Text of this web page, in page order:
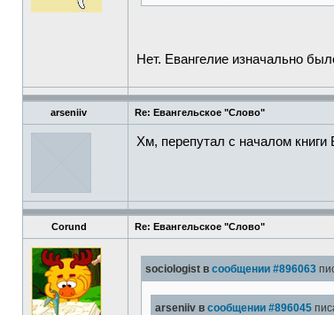
Нет. Евангелие изначально
arseniiv Re: Евангельское "Слово"
Хм, перепутал с началом книги
Corund Re: Евангельское "Слово"
sociologist в сообщении #896063
arseniiv в сообщении #896045